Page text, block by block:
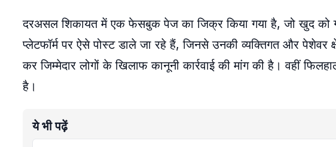
दरअसल शिकायत में एक फेसबुक पेज का जिक्र किया गया है, जो खुद को
प्लेटफॉर्म पर ऐसे पोस्ट डाले जा रहे हैं, जिनसे उनकी व्यक्तिगत और
कर जिम्मेदार लोगों के खिलाफ कानूनी कार्रवाई की मांग की है। वहीं
है।
ये भी पढ़ें